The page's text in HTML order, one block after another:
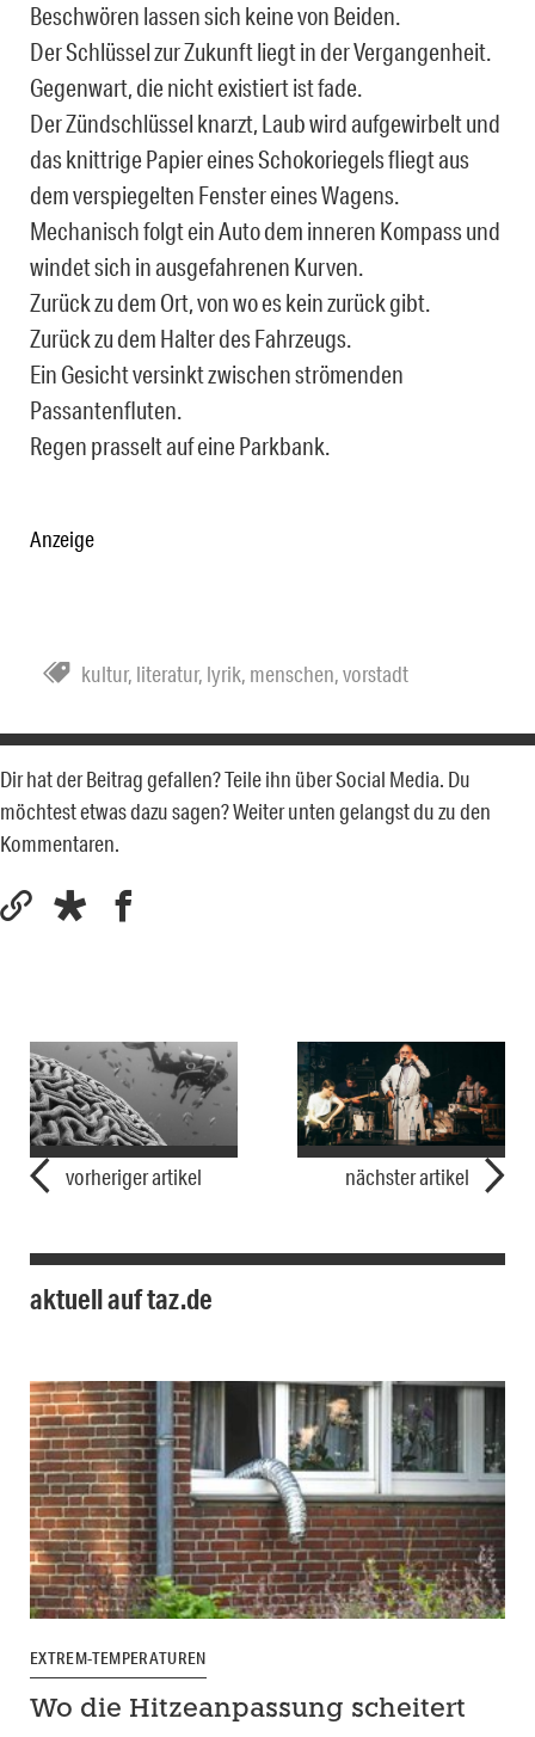
Beschwören lassen sich keine von Beiden.
Der Schlüssel zur Zukunft liegt in der Vergangenheit.
Gegenwart, die nicht existiert ist fade.
Der Zündschlüssel knarzt, Laub wird aufgewirbelt und
das knittrige Papier eines Schokoriegels fliegt aus
dem verspiegelten Fenster eines Wagens.
Mechanisch folgt ein Auto dem inneren Kompass und
windet sich in ausgefahrenen Kurven.
Zurück zu dem Ort, von wo es kein zurück gibt.
Zurück zu dem Halter des Fahrzeugs.
Ein Gesicht versinkt zwischen strömenden
Passantenfluten.
Regen prasselt auf eine Parkbank.
Anzeige
kultur, literatur, lyrik, menschen,vorstadt
Dir hat der Beitrag gefallen? Teile ihn über Social Media. Du
möchtest etwas dazu sagen? Weiter unten gelangst du zu den
Kommentaren.
vorheriger artikel nächster artikel
aktuell auf taz.de
EXTREM-TEMPERATUREN
Wo die Hitzeanpassung scheitert